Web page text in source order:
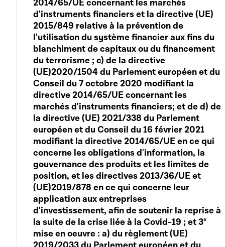
2014/65/UE concernant les marchés
d'instruments financiers et la directive (UE)
2015/849 relative à la prévention de
l'utilisation du système financier aux fins du
blanchiment de capitaux ou du financement
du terrorisme ; c) de la directive
(UE)2020/1504 du Parlement européen et du
Conseil du 7 octobre 2020 modifiant la
directive 2014/65/UE concernant les
marchés d'instruments financiers; et de d) de
la directive (UE) 2021/338 du Parlement
européen et du Conseil du 16 février 2021
modifiant la directive 2014/65/UE en ce qui
concerne les obligations d'information, la
gouvernance des produits et les limites de
position, et les directives 2013/36/UE et
(UE)2019/878 en ce qui concerne leur
application aux entreprises
d'investissement, afin de soutenir la reprise à
la suite de la crise liée à la Covid-19 ; et 3°
mise en oeuvre : a) du règlement (UE)